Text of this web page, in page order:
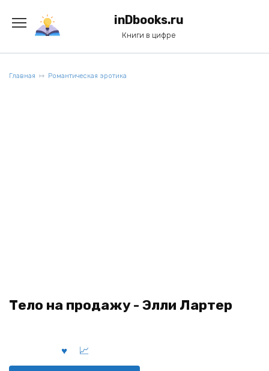
содержанию
inDbooks.ru
Книги в цифре
Главная Романтическая эротика
Тело на продажу - Элли Лартер